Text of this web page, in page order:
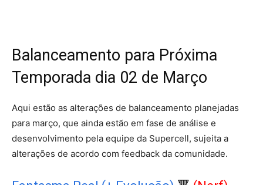
Balanceamento para Próxima
Temporada dia 02 de Março
Aqui estão as alterações de balanceamento planejadas
para março, que ainda estão em fase de análise e
desenvolvimento pela equipe da Supercell, sujeita a
alterações de acordo com feedback da comunidade.